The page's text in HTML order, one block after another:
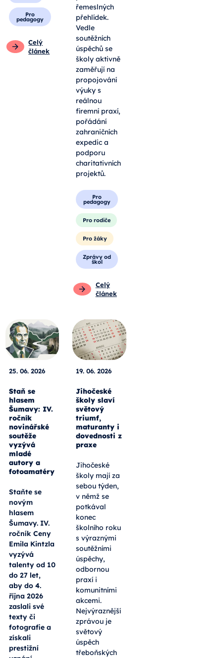
Pro
pedagogy
Celý
článek
řemeslných
přehlídek.
Vedle
soutěžních
úspěchů se
školy aktivně
zaměřují na
propojování
výuky s
reálnou
firemní praxí,
pořádání
zahraničních
expedic a
podporu
charitativních
projektů.
Pro
pedagogy
Pro rodiče
Pro žáky
Zprávy od
škol
Celý
článek
25. 06. 2026
Staň se
hlasem
Šumavy: IV.
ročník
novinářské
soutěže
vyzývá
mladé
autory a
fotoamatéry
Staňte se
novým
hlasem
Šumavy. IV.
ročník Ceny
Emila Kintzla
vyzývá
talenty od 10
do 27 let,
aby do 4.
října 2026
zaslali své
texty či
fotografie a
získali
prestižní
19. 06. 2026
Jihočeské
školy slaví
světový
triumf,
maturanty i
dovednosti z
praxe
Jihočeské
školy mají za
sebou týden,
v němž se
potkával
konec
školního roku
s výraznými
soutěžními
úspěchy,
odbornou
praxí i
komunitními
akcemi.
Nejvýraznější
zprávou je
světový
úspěch
třeboňských